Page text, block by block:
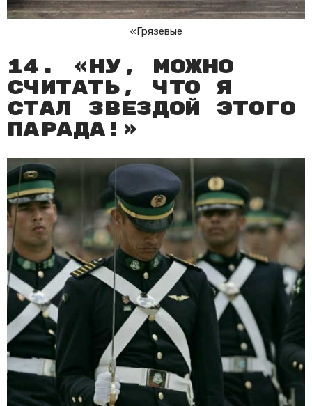
«Грязевые
14. «Ну, можно
считать, что я
стал звездой этого
парада!»